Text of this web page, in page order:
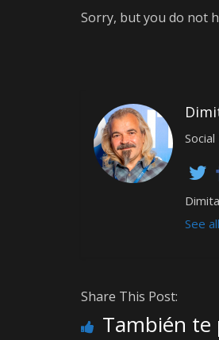
Sorry, but you do not
See
Share This Post:
También te